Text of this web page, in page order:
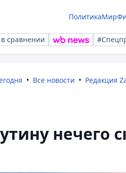
ПолитикаМир
сравнении
Все новости Редакция
нечего